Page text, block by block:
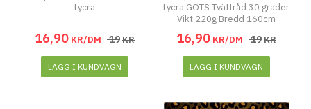
Lycra
16,90 KR/DM 19KR
LÄGG I KUNDVAGN
Lycra GOTS Tvättråd 30 grader
Vikt 220g Bredd 160cm
16,90 KR/DM 19KR
LÄGG I KUNDVAGN